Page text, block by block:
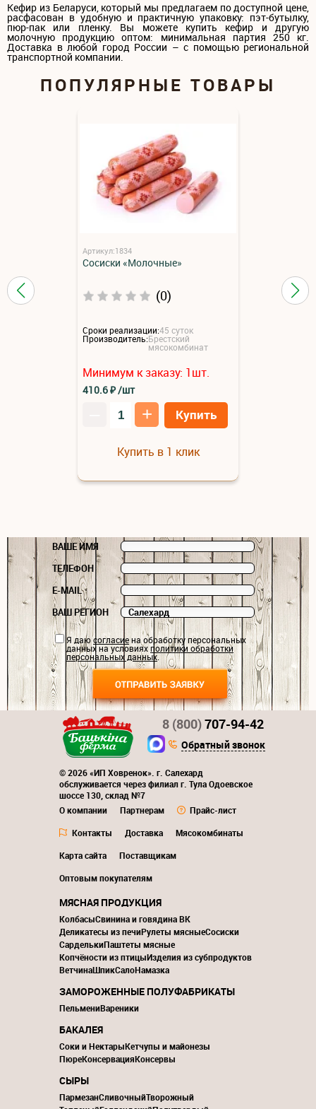
Кефир из Беларуси, который мы предлагаем по доступной цене,
расфасован в удобную и практичную упаковку: пэт-бутылку,
пюр-пак или пленку. Вы можете купить кефир и другую
молочную продукцию оптом: минимальная партия 250 кг.
Доставка в любой город России – с помощью региональной
транспортной компании.
ПОПУЛЯРНЫЕ ТОВАРЫ
Артикул:1834
Сосиски «Молочные»
(0)
Сроки реализации:45 суток
Производитель:Брестский
мясокомбинат
Минимум к заказу: 1шт.
410.6₽/шт
+ Купить
Купить в 1 клик
ВАШЕ ИМЯ
ТЕЛЕФОН
E-MAIL
ВАШ РЕГИОН
Я даюсогласиена обработку персональных
данных на условияхполитики обработки
персональных данных.
© 2026 «ИП Ховренок». г. Салехард
обслуживается через филиал г. Тула Одоевское
шоссе 130, склад №7
О компании
Партнерам
Прайс-лист
Контакты
Доставка
Мясокомбинаты
Карта сайта
Поставщикам
Оптовым покупателям
8 (800)707-94-42
Обратный звонок
МЯСНАЯ ПРОДУКЦИЯ
КолбасыСвинина и говядина ВК
Деликатесы из печиРулеты мясныеСосиски
СарделькиПаштеты мясные
Копчёности из птицыИзделия из субпродуктов
ВетчинаШпикСалоНамазка
ЗАМОРОЖЕННЫЕ ПОЛУФАБРИКАТЫ
ПельмениВареники
БАКАЛЕЯ
Соки и НектарыКетчупы и майонезы
ПюреКонсервацияКонсервы
СЫРЫ
ПармезанСливочныйТворожный